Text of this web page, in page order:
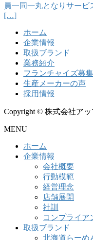
員一同一丸となりサービ
[…]
ホーム
企業情報
取扱ブランド
業務紹介
フランチャイズ募集
生産メーカーの声
採用情報
Copyright © 株式会社アッ
MENU
ホーム
企業情報
会社概要
行動模範
経営理念
店舗展開
社訓
コンプライア
取扱ブランド
北海道らーめ